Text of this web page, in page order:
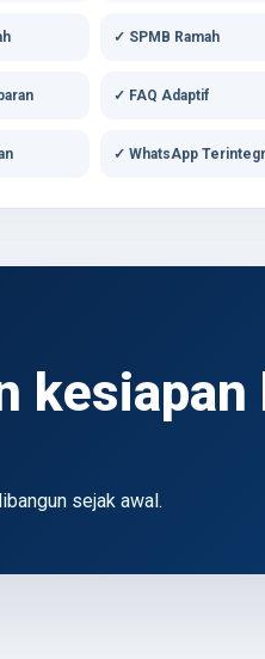
✓ SPMB Ramah
✓ FAQ Adaptif
✓ WhatsApp
sejak awal.